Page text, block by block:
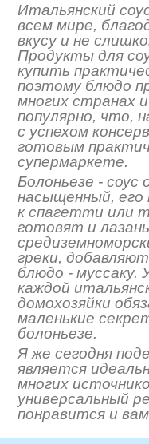
Итальянский
всем мире,
вкусу и не
Продукты для
купить
поэтому блюдо
многих странах
популярно, что,
с успехом
готовым
супермаркете.
Болоньезе - соус
насыщенный, его
к спагетти или
готовят и
греки,
блюдо - муссаку.
каждой
домохозяйки
маленькие
болоньезе.
Я же сегодня
является
многих
универсальный
понравится и